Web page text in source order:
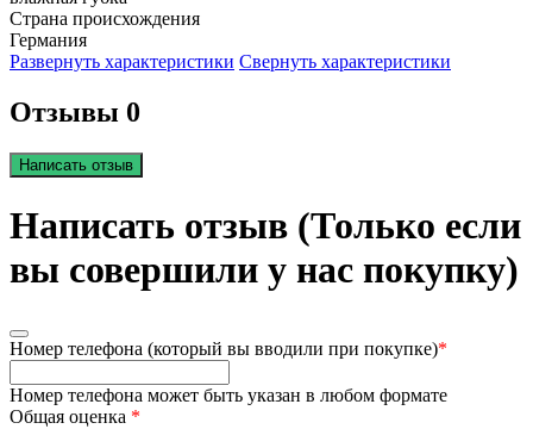
Страна происхождения
Германия
Развернуть характеристики Свернуть характеристики
Отзывы 0
Написать отзыв
Написать отзыв (Только если
вы совершили у нас покупку)
Номер телефона (который вы вводили при покупке)*
Номер телефона может быть указан в любом формате
Общая оценка *